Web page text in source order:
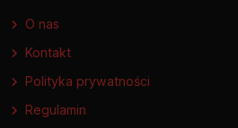
O nas
Kontakt
Polityka prywatności
Regulamin